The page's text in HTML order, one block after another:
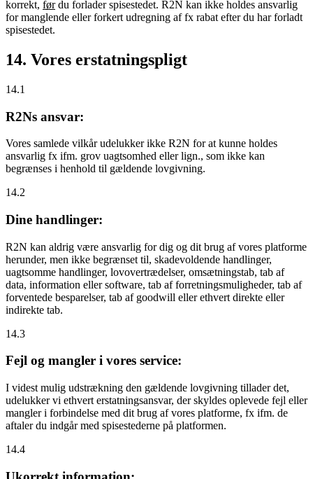
korrekt, førdu forlader spisestedet. R2N kan ikke holdes ansvarlig
for manglende eller forkert udregning af fx rabat efter du har forladt
spisestedet.
14. Vores erstatningspligt
14.1
R2Ns ansvar:
Vores samlede vilkår udelukker ikke R2N for at kunne holdes
ansvarlig fx ifm. grov uagtsomhed eller lign., som ikke kan
begrænses i henhold til gældende lovgivning.
14.2
Dine handlinger:
R2N kan aldrig være ansvarlig for dig og dit brug af vores platforme
herunder, men ikke begrænset til, skadevoldende handlinger,
uagtsomme handlinger, lovovertrædelser, omsætningstab, tab af
data, information eller software, tab af forretningsmuligheder, tab af
forventede besparelser, tab af goodwill eller ethvert direkte eller
indirekte tab.
14.3
Fejl og mangler i vores service:
I videst mulig udstrækning den gældende lovgivning tillader det,
udelukker vi ethvert erstatningsansvar, der skyldes oplevede fejl eller
mangler i forbindelse med dit brug af vores platforme, fx ifm. de
aftaler du indgår med spisestederne på platformen.
14.4